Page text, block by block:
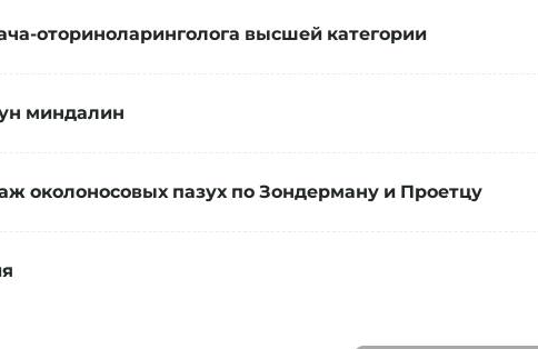
оториноларинголога высшей категории
миндалин
околоносовых пазух по Зондерману и Проетцу